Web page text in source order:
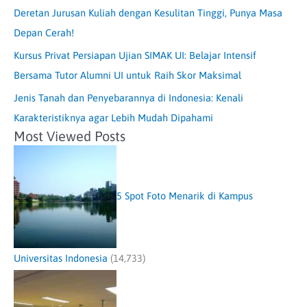
Deretan Jurusan Kuliah dengan Kesulitan Tinggi, Punya Masa
Depan Cerah!
Kursus Privat Persiapan Ujian SIMAK UI: Belajar Intensif
Bersama Tutor Alumni UI untuk Raih Skor Maksimal
Jenis Tanah dan Penyebarannya di Indonesia: Kenali
Karakteristiknya agar Lebih Mudah Dipahami
Most Viewed Posts
5 Spot Foto Menarik di Kampus
Universitas Indonesia (14,733)